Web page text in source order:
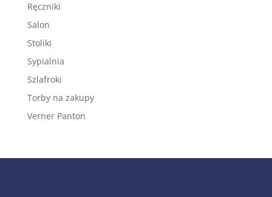
Ręczniki
Salon
Stoliki
Sypialnia
Szlafroki
Torby na zakupy
Verner Panton